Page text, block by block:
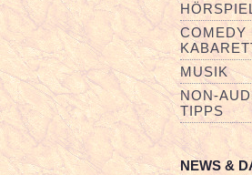
COMEDY
MUSIK
NON-
TIPPS
NEWS &